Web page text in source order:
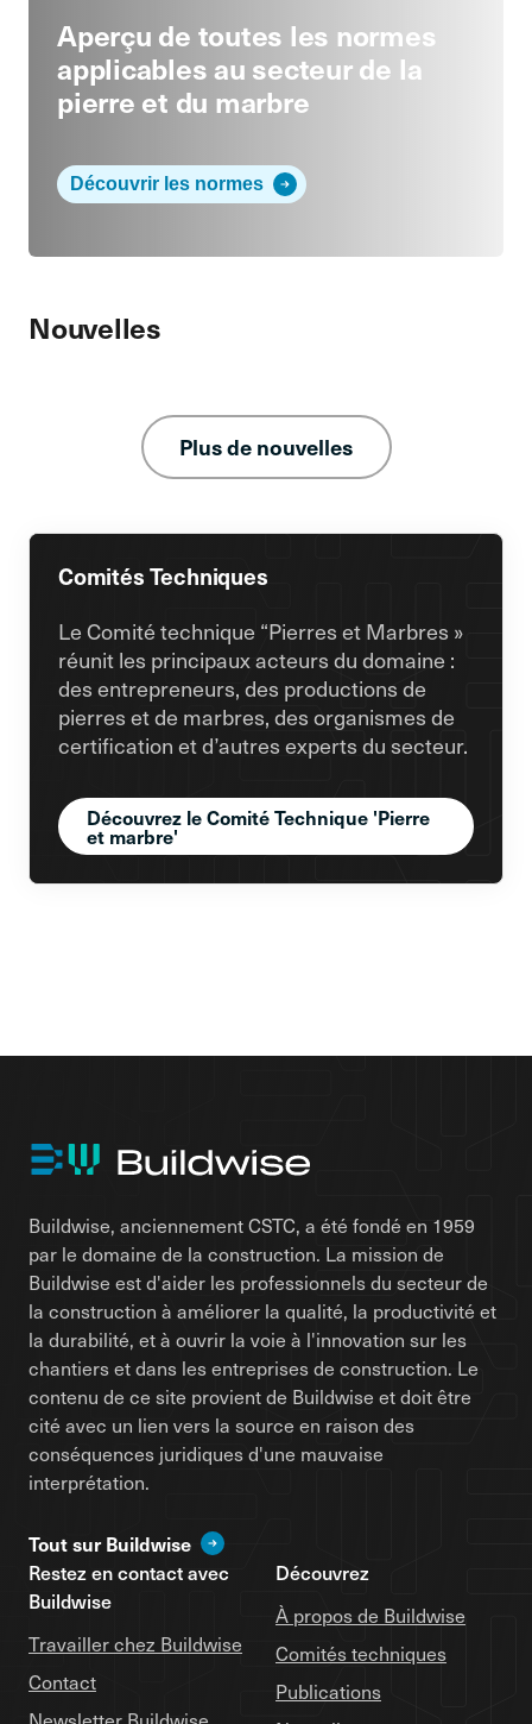
Aperçu de toutes les normes
applicables au secteur de la
pierre et du marbre
Découvrir les normes
Nouvelles
Plus de nouvelles
Comités Techniques
Le Comité technique “Pierres et Marbres »
réunit les principaux acteurs du domaine :
des entrepreneurs, des productions de
pierres et de marbres, des organismes de
certification et d’autres experts du secteur.
Découvrez le Comité Technique 'Pierre
et marbre'
Buildwise, anciennement CSTC, a été fondé en 1959
par le domaine de la construction. La mission de
Buildwise est d'aider les professionnels du secteur de
la construction à améliorer la qualité, la productivité et
la durabilité, et à ouvrir la voie à l'innovation sur les
chantiers et dans les entreprises de construction. Le
contenu de ce site provient de Buildwise et doit être
cité avec un lien vers la source en raison des
conséquences juridiques d'une mauvaise
interprétation.
Tout sur Buildwise
Restez en contact avec
Buildwise
Travailler chez Buildwise
Contact
Découvrez
À propos de Buildwise
Comités techniques
Publications